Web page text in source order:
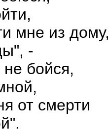
мне из
-
бойся,
от смерти